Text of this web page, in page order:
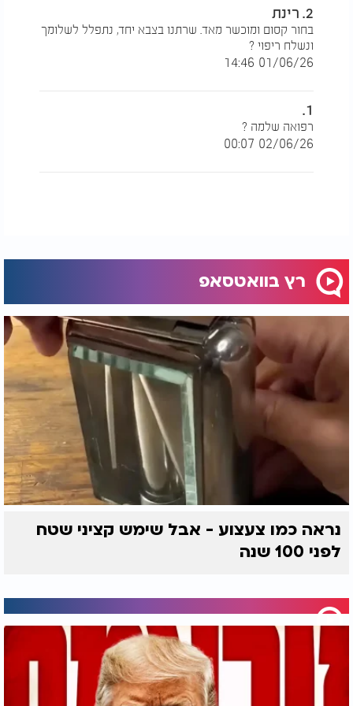
2. רינת
בחור קסום ומוכשר מאד. שרתנו בצבא יחד, נתפלל לשלומך
ונשלח ריפוי ?
01/06/26 14:46
1.
רפואה שלמה ?
02/06/26 00:07
רץ בוואטסאפ
נראה כמו צעצוע - אבל שימש קציני שטח
לפני 100 שנה